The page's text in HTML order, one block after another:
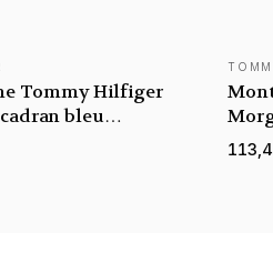
Tommy Hilfiger
bleu